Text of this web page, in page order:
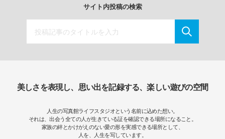
サイト内投稿の検索
美しさを表現し、思い出を記録する、楽しい遊びの空間
人生の写真館ライフスタジオという名前に込めた想い。
それは、出会う全ての人が生きている証を確認できる場所になること。
家族の絆とかけがえのない愛の形を実感できる場所として、
人を、人生を写しています。